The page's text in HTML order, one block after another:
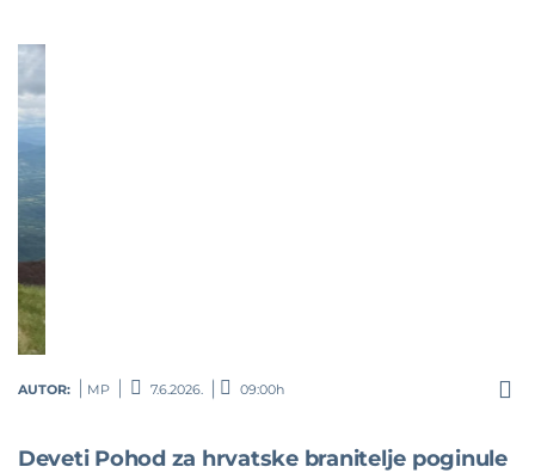
AUTOR: MP 7.6.2026. 09:00h
Deveti Pohod za hrvatske branitelje poginule